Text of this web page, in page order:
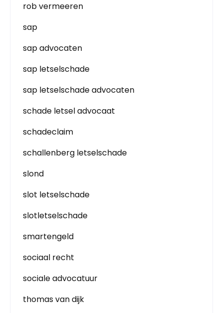
rob vermeeren
sap
sap advocaten
sap letselschade
sap letselschade advocaten
schade letsel advocaat
schadeclaim
schallenberg letselschade
slond
slot letselschade
slotletselschade
smartengeld
sociaal recht
sociale advocatuur
thomas van dijk